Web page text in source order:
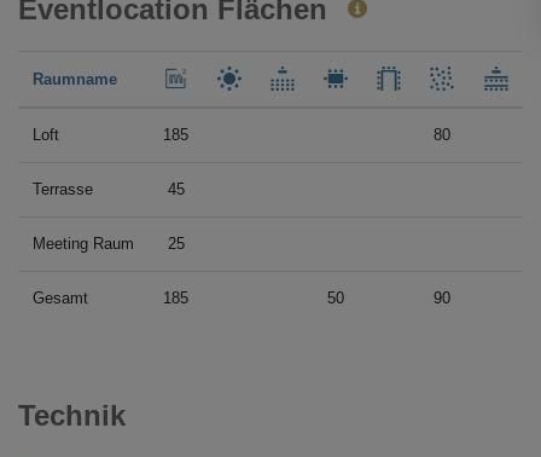
Eventlocation Flächen
Raumname
Loft 185 80
Terrasse 45
Meeting Raum 25
Gesamt 185 50 90
Technik